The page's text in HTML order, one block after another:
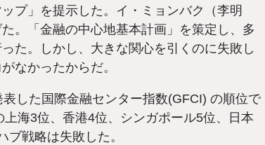
プ」を提示した。イ・ミョンバク（李明
。「金融の中心地基本計画」を策定し、多
た。しかし、大きな関心を引くのに失敗し
なかったからだ。
した国際金融センター指数(GFCI) の順位で
海3位、香港4位、シンガポール5位、日本
戦略は失敗した。